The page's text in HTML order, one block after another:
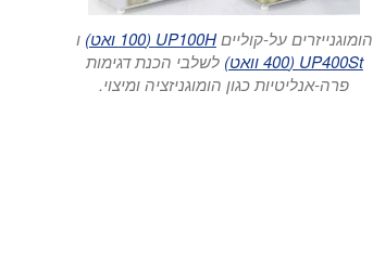
הומוגנייזרים על-קולייםUP100H (100 ואט)
ו
UP400St (400 וואט)
לשלבי הכנת דגימות
פרה-אנליטיות כגון הומוגניזציה ומיצוי.